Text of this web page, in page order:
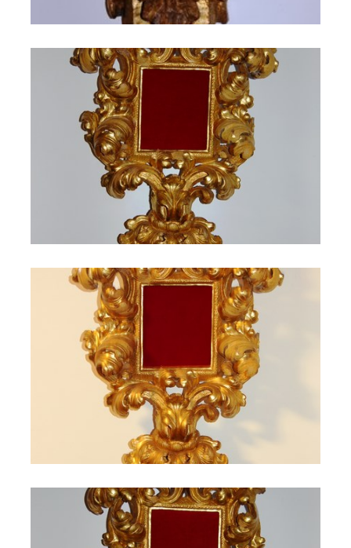
Il Castello di Cerreto 139
Il Castello di Cerreto 142
Il Castello di Cerreto 144